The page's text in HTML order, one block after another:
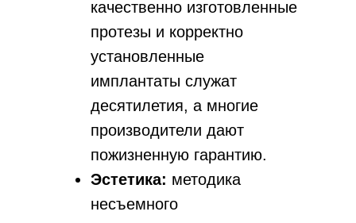
качественно изготовленные
протезы и корректно
установленные
имплантаты служат
десятилетия, а многие
производители дают
пожизненную гарантию.
Эстетика: методика
несъемного